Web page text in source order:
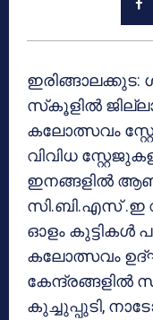
ഇരിങ്ങാലക്കുട:
സ്‌കൂളില്‍
കലോത്സവം
വിവിധ
ഇനങ്ങളില്‍ ആണ്
സി.ബി.എസ് .ഇ
ഓളം കുട്ടികള്‍
കലോത്സവം
കേന്ദ്രങ്ങളില്‍
കുച്ചുപ്പുടി,